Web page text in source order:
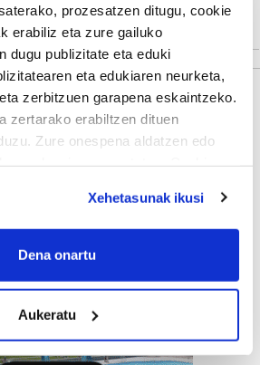
prozesatzen ditugu, cookie
erabiliz eta zure gailuko
dugu publizitate eta eduki
eta edukiaren neurketa,
zerbitzuen garapena eskaintzeko.
zertarako erabiltzen dituen
Zure onespena aldatzen edo
also like to:
about your geographical
device by actively scanning it for
(fingerprinting)
Xehetasunak ikusi
Dena onartu
Aukeratu
Gehiago